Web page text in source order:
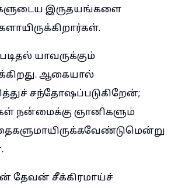
இருதயங்களை
யாவருக்கும்
ஆகையால்
சந்தோஷப்படுகிறேன்;
நன்மைக்கு ஞானிகளும்
தேவன் சீக்கிரமாய்ச்